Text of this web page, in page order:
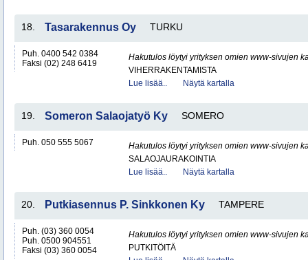
18. Tasarakennus Oy TURKU
Puh. 0400 542 0384
Faksi (02) 248 6419
Hakutulos löytyi yrityksen omien www-sivujen
VIHERRAKENTAMISTA
Lue lisää..
Näytä kartalla
19. Someron Salaojatyö Ky SOMERO
Puh. 050 555 5067
Hakutulos löytyi yrityksen omien www-sivujen
SALAOJAURAKOINTIA
Lue lisää..
Näytä kartalla
20. Putkiasennus P. Sinkkonen Ky TAMPERE
Puh. (03) 360 0054
Puh. 0500 904551
Faksi (03) 360 0054
Hakutulos löytyi yrityksen omien www-sivujen
PUTKITÖITÄ